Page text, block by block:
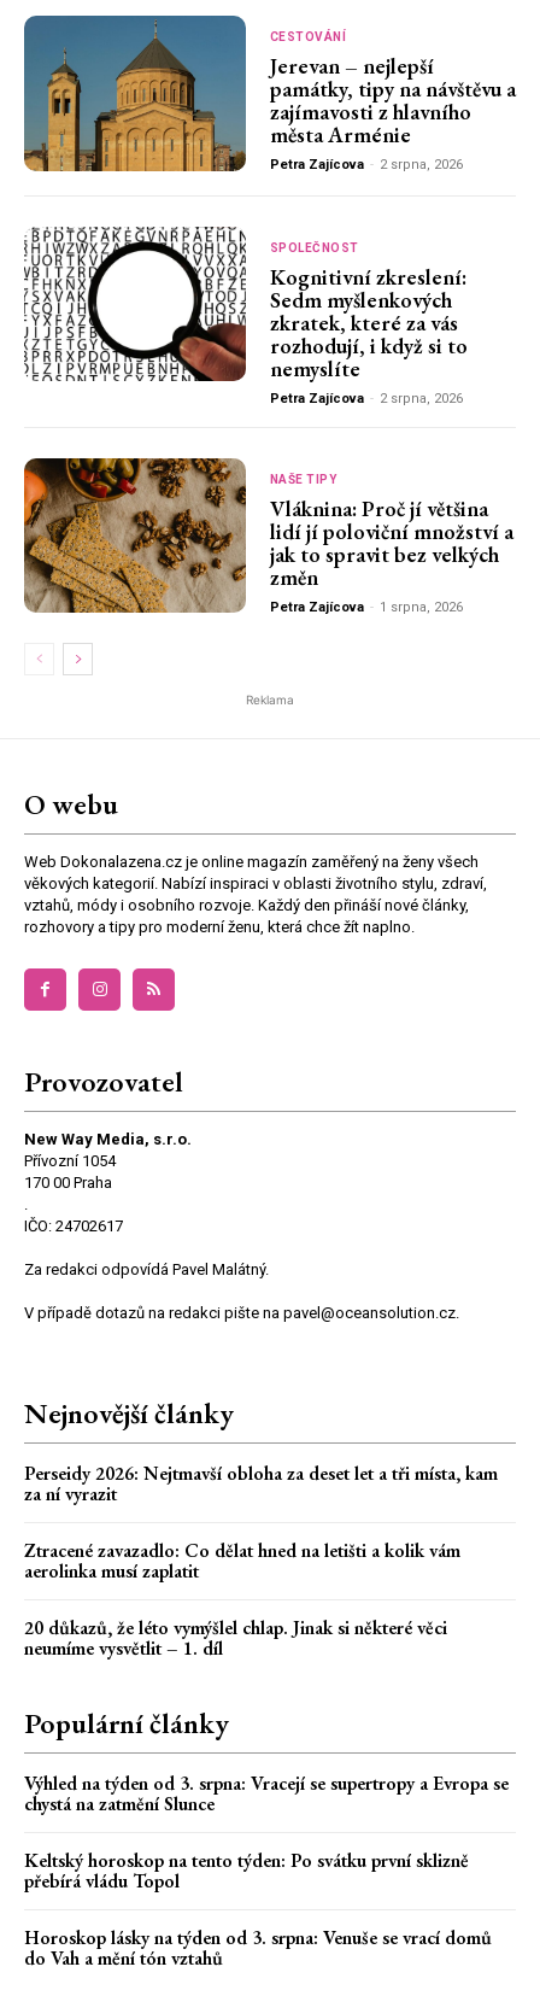
CESTOVÁNÍ
Jerevan – nejlepší
památky, tipy na návštěvu a
zajímavosti z hlavního
města Arménie
Petra Zajícova - 2 srpna, 2026
SPOLEČNOST
Kognitivní zkreslení:
Sedm myšlenkových
zkratek, které za vás
rozhodují, i když si to
nemyslíte
Petra Zajícova - 2 srpna, 2026
NAŠE TIPY
Vláknina: Proč jí většina
lidí jí poloviční množství a
jak to spravit bez velkých
změn
Petra Zajícova - 1 srpna, 2026
Reklama
O webu
Web Dokonalazena.cz je online magazín zaměřený na ženy všech
věkových kategorií. Nabízí inspiraci v oblasti životního stylu, zdraví,
vztahů, módy i osobního rozvoje. Každý den přináší nové články,
rozhovory a tipy pro moderní ženu, která chce žít naplno.
Provozovatel
New Way Media, s.r.o.
Přívozní 1054
170 00 Praha
.
IČO: 24702617
Za redakci odpovídá Pavel Malátný.
V případě dotazů na redakci pište na pavel@oceansolution.cz.
Nejnovější články
Perseidy 2026: Nejtmavší obloha za deset let a tři místa, kam
za ní vyrazit
Ztracené zavazadlo: Co dělat hned na letišti a kolik vám
aerolinka musí zaplatit
20 důkazů, že léto vymýšlel chlap. Jinak si některé věci
neumíme vysvětlit – 1. díl
Populární články
Výhled na týden od 3. srpna: Vracejí se supertropy a Evropa se
chystá na zatmění Slunce
Keltský horoskop na tento týden: Po svátku první sklizně
přebírá vládu Topol
Horoskop lásky na týden od 3. srpna: Venuše se vrací domů
do Vah a mění tón vztahů